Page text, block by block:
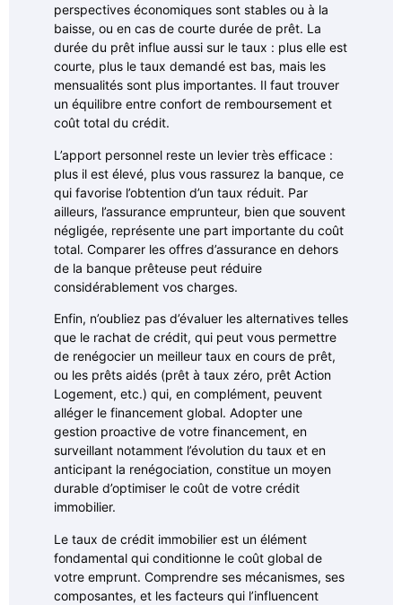
perspectives économiques sont stables ou à la
baisse, ou en cas de courte durée de prêt. La
durée du prêt influe aussi sur le taux : plus elle est
courte, plus le taux demandé est bas, mais les
mensualités sont plus importantes. Il faut trouver
un équilibre entre confort de remboursement et
coût total du crédit.
L’apport personnel reste un levier très efficace :
plus il est élevé, plus vous rassurez la banque, ce
qui favorise l’obtention d’un taux réduit. Par
ailleurs, l’assurance emprunteur, bien que souvent
négligée, représente une part importante du coût
total. Comparer les offres d’assurance en dehors
de la banque prêteuse peut réduire
considérablement vos charges.
Enfin, n’oubliez pas d’évaluer les alternatives telles
que le rachat de crédit, qui peut vous permettre
de renégocier un meilleur taux en cours de prêt,
ou les prêts aidés (prêt à taux zéro, prêt Action
Logement, etc.) qui, en complément, peuvent
alléger le financement global. Adopter une
gestion proactive de votre financement, en
surveillant notamment l’évolution du taux et en
anticipant la renégociation, constitue un moyen
durable d’optimiser le coût de votre crédit
immobilier.
Le taux de crédit immobilier est un élément
fondamental qui conditionne le coût global de
votre emprunt. Comprendre ses mécanismes, ses
composantes, et les facteurs qui l’influencent